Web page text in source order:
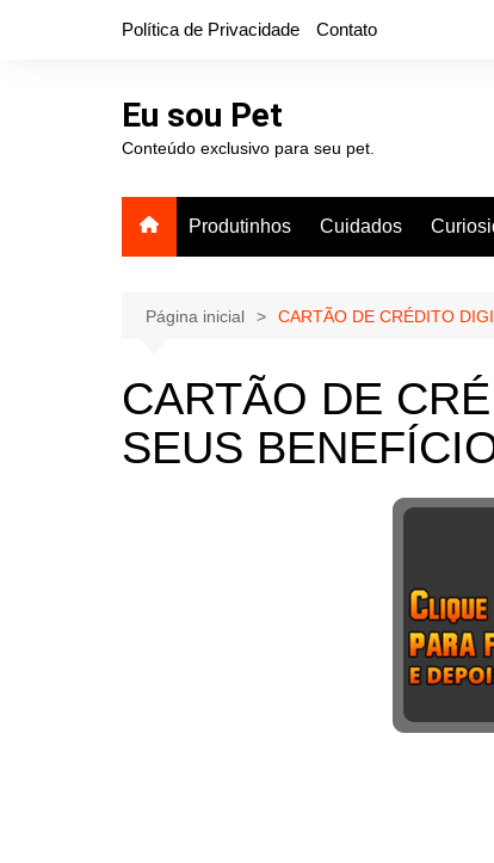
Política de Privacidade Contato
Eu sou Pet
Conteúdo exclusivo para seu pet.
Produtinhos Cuidados
Página inicial CARTÃO DE CRÉDITO
CARTÃO DE
SEUS